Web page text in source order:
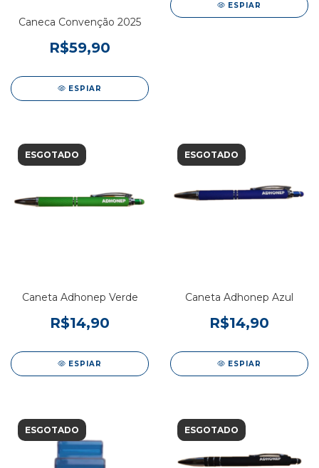
Caneca Convenção 2025
R$59,90
ESPIAR
ESPIAR
ESGOTADO
Caneta Adhonep Verde
R$14,90
ESPIAR
ESGOTADO
Caneta Adhonep Azul
R$14,90
ESPIAR
ESGOTADO ESGOTADO